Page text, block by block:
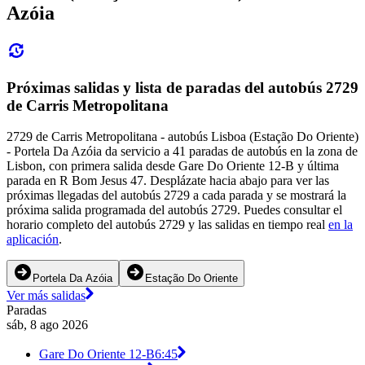
Azóia
Próximas salidas y lista de paradas del autobús 2729
de Carris Metropolitana
2729 de Carris Metropolitana - autobús Lisboa (Estação Do Oriente)
- Portela Da Azóia da servicio a 41 paradas de autobús en la zona de
Lisbon, con primera salida desde Gare Do Oriente 12-B y última
parada en R Bom Jesus 47. Desplázate hacia abajo para ver las
próximas llegadas del autobús 2729 a cada parada y se mostrará la
próxima salida programada del autobús 2729. Puedes consultar el
horario completo del autobús 2729 y las salidas en tiempo real en la
aplicación.
Portela Da Azóia Estação Do Oriente
Ver más salidas
Paradas
sáb, 8 ago 2026
Gare Do Oriente 12-B6:45